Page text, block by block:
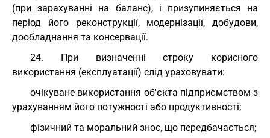
(при зарахуванні на баланс), і призупиняється на
період його реконструкції, модернізації, добудови,
дообладнання та консервації.
24. При визначенні строку корисного
використання (експлуатації) слід ураховувати:
очікуване використання об'єкта підприємством з
урахуванням його потужності або продуктивності;
фізичний та моральний знос, що передбачається;